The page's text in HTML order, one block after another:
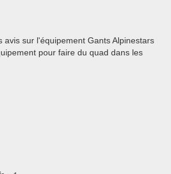
sur l'équipement Gants Alpinestars
pour faire du quad dans les